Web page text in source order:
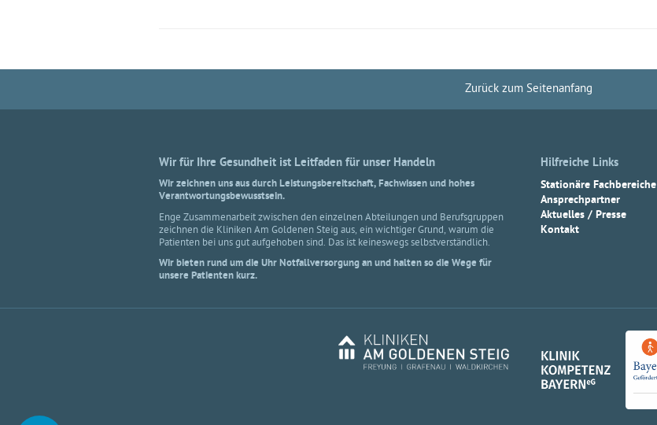
Zurück zum Seitenanfang
Wir für Ihre Gesundheit ist Leitfaden für unser Handeln
Wir zeichnen uns aus durch Leistungsbereitschaft, Fachwissen und hohes
Verantwortungsbewusstsein.
Enge Zusammenarbeit zwischen den einzelnen Abteilungen und Berufsgruppen
zeichnen die Kliniken Am Goldenen Steig aus, ein wichtiger Grund, warum die
Patienten bei uns gut aufgehoben sind. Das ist keineswegs selbstverständlich.
Wir bieten rund um die Uhr Notfallversorgung an und halten so die Wege für
unsere Patienten kurz.
Hilfreiche Links
Stationäre Fachbereiche
Ansprechpartner
Aktuelles / Presse
Kontakt